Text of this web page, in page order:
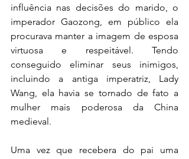
influência nas decisões do marido, o
imperador Gaozong, em público ela
procurava manter a imagem de esposa
virtuosa e respeitável. Tendo
conseguido eliminar seus inimigos,
incluindo a antiga imperatriz, Lady
Wang, ela havia se tornado de fato a
mulher mais poderosa da China
medieval.
Uma vez que recebera do pai uma